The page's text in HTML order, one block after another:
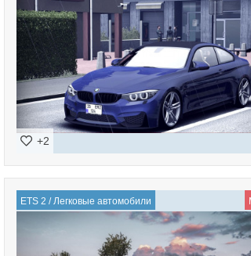
+2
ETS 2 / Легковые автомобили